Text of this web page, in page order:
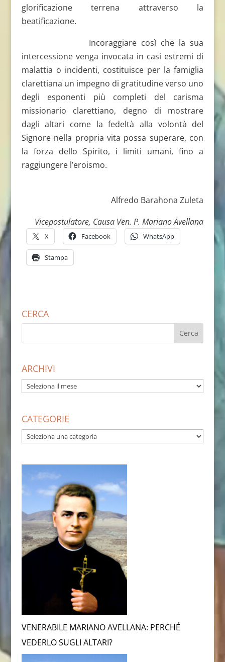
glorificazione terrena attraverso la
beatificazione.
Incoraggiare così che la sua
intercessione venga invocata in casi estremi di
malattia o incidenti, costituisce per la famiglia
clarettiana un impegno di gratitudine verso uno
degli esponenti più completi del carisma
missionario clarettiano, degno di mostrare
dagli altari come la fedeltà alla volontà del
Signore nella propria vita possa superare, con
la forza dello Spirito, i limiti umani, fino a
raggiungere l’eroismo.
Alfredo Barahona Zuleta
Vicepostulatore, Causa Ven. P. Mariano Avellana
X Facebook WhatsApp
Stampa
CERCA
ARCHIVI
ARCHIVI
CATEGORIE
CATEGORIE
VENERABILE MARIANO AVELLANA: PERCHÉ
VEDERLO SUGLI ALTARI?